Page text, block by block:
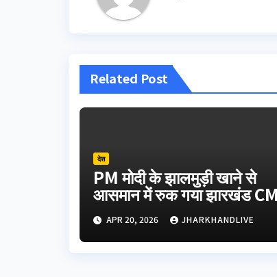
Related Post
देश
PM मोदी के झालमुड़ी खाने से
आसमान में रुक गया झारखंड CM
हेमंत सोरेन का हेलीकॉप्टर
APR 20, 2026 JHARKHANDLIVE